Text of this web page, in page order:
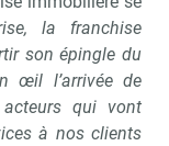
la franchise
son épingle du
œil l’arrivée de
qui vont
à nos clients